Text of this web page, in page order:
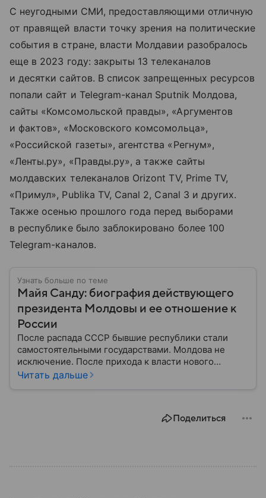
С неугодными СМИ, предоставляющими отличную
от правящей власти точку зрения на политические
события в стране, власти Молдавии разобралось
еще в 2023 году: закрыты 13 телеканалов
и десятки сайтов. В список запрещенных ресурсов
попали сайт и Telegram-канал Sputnik Молдова,
сайты «Комсомольской правды», «Аргументов
и фактов», «Московского комсомольца»,
«Российской газеты», агентства «Регнум»,
«Ленты.ру», «Правды.ру», а также сайты
молдавских телеканалов Orizont TV, Prime TV,
«Примул», Publika TV, Canal 2, Canal 3 и других.
Также осенью прошлого года перед выборами
в республике было заблокировано более 100
Telegram-каналов.
Узнать больше по теме
Майя Санду: биография действующего
президента Молдовы и ее отношение к
России
После распада СССР бывшие республики стали
самостоятельными государствами. Молдова не
исключение. После прихода к власти нового
президента политический курс страны значительно
Читать дальше
Поделиться